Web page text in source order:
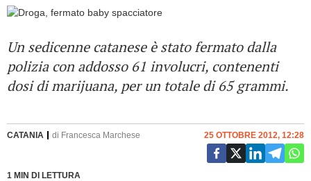
Un sedicenne catanese è stato fermato dalla
polizia con addosso 61 involucri, contenenti
dosi di marijuana, per un totale di 65 grammi.
CATANIA di Francesca Marchese
1 MIN DI LETTURA
25 OTTOBRE 2012, 12:28